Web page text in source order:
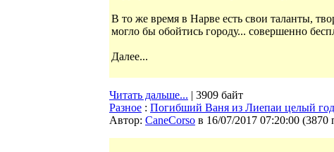
В то же время в Нарве есть свои таланты,
могло бы обойтись городу... совершенно
Далее...
Читать дальше... | 3909 байт
Разное : Погибший Ваня из Лиепаи целый год
Автор: CaneCorso в 16/07/2017 07:20:00 (3870